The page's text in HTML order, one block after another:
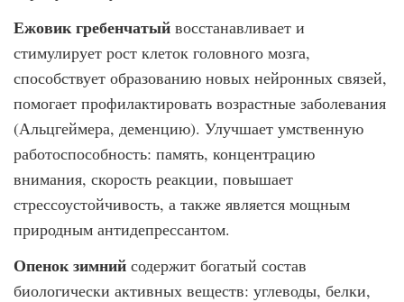
Ежовик гребенчатый восстанавливает и
стимулирует рост клеток головного мозга,
способствует образованию новых нейронных связей,
помогает профилактировать возрастные заболевания
(Альцгеймера, деменцию). Улучшает умственную
работоспособность: память, концентрацию
внимания, скорость реакции, повышает
стрессоустойчивость, а также является мощным
природным антидепрессантом.
Опенок зимний содержит богатый состав
биологически активных веществ: углеводы, белки,